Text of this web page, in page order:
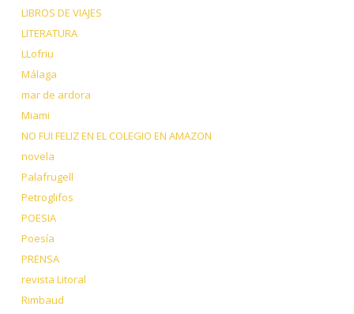
LIBROS DE VIAJES
LITERATURA
LLofriu
Málaga
mar de ardora
Miami
NO FUI FELIZ EN EL COLEGIO EN AMAZON
novela
Palafrugell
Petroglifos
POESIA
Poesía
PRENSA
revista Litoral
Rimbaud